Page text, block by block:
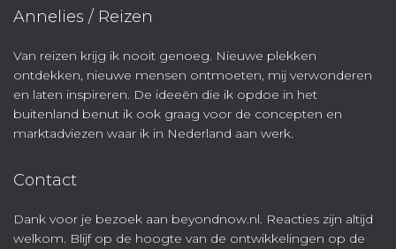
Annelies / Reizen
Van reizen krijg ik nooit genoeg. Nieuwe plekken
ontdekken, nieuwe mensen ontmoeten, mij verwonderen
en laten inspireren. De ideeën die ik opdoe in het
buitenland benut ik ook graag voor de concepten en
marktadviezen waar ik in Nederland aan werk.
Contact
Dank voor je bezoek aan beyondnow.nl. Reacties zijn altijd
welkom. Blijf op de hoogte van de ontwikkelingen op de